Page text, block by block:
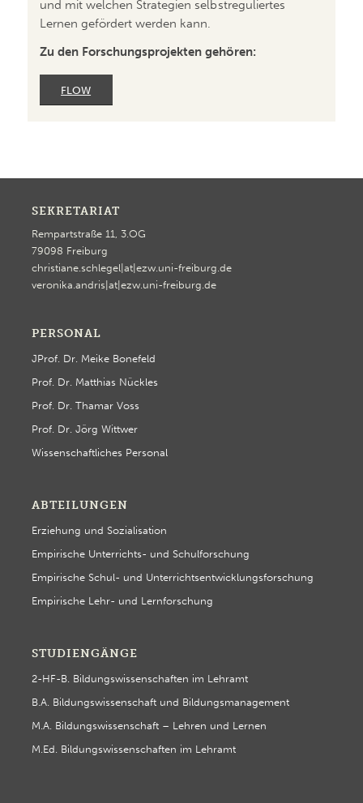
und mit welchen Strategien selbstreguliertes
Lernen gefördert werden kann.
Zu den Forschungsprojekten gehören:
FLOW
SEKRETARIAT
Rempartstraße 11, 3.OG
79098 Freiburg
christiane.schlegel|at|ezw.uni-freiburg.de
veronika.andris|at|ezw.uni-freiburg.de
PERSONAL
JProf. Dr. Meike Bonefeld
Prof. Dr. Matthias Nückles
Prof. Dr. Thamar Voss
Prof. Dr. Jörg Wittwer
Wissenschaftliches Personal
ABTEILUNGEN
Erziehung und Sozialisation
Empirische Unterrichts- und Schulforschung
Empirische Schul- und Unterrichtsentwicklungsforschung
Empirische Lehr- und Lernforschung
STUDIENGÄNGE
2-HF-B. Bildungswissenschaften im Lehramt
B.A. Bildungswissenschaft und Bildungsmanagement
M.A. Bildungswissenschaft – Lehren und Lernen
M.Ed. Bildungswissenschaften im Lehramt